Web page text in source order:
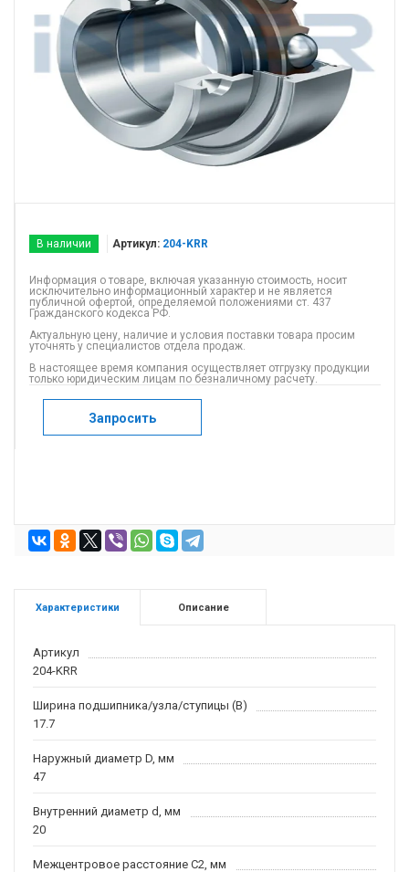
В наличии Артикул: 204-KRR
Информация о товаре, включая указанную стоимость, носит
исключительно информационный характер и не является
публичной офертой, определяемой положениями ст. 437
Гражданского кодекса РФ.
Актуальную цену, наличие и условия поставки товара просим
уточнять у специалистов отдела продаж.
В настоящее время компания осуществляет отгрузку продукции
только юридическим лицам по безналичному расчету.
Запросить
Характеристики Описание
Артикул
204-KRR
Ширина подшипника/узла/ступицы (B)
17.7
Наружный диаметр D, мм
47
Внутренний диаметр d, мм
20
Межцентровое расстояние C2, мм